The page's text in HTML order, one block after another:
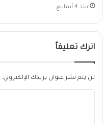
منذ 4 أسابيع
اترك تعليقاً
لن يتم نشر عنوان بريدك الإلكتروني.